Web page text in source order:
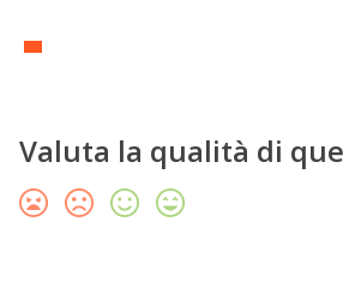
Valuta la qualità di